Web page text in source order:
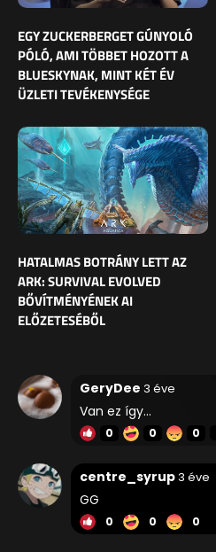
EGY ZUCKERBERGET GÚNYOLÓ
PÓLÓ, AMI TÖBBET HOZOTT A
BLUESKYNAK, MINT KÉT ÉV
ÜZLETI TEVÉKENYSÉGE
HATALMAS BOTRÁNY LETT AZ
ARK: SURVIVAL EVOLVED
BŐVÍTMÉNYÉNEK AI
ELŐZETESÉBŐL
GeryDee 3 éve
Van ez így...
0 0 0
centre_syrup3 éve
GG
0 0 0